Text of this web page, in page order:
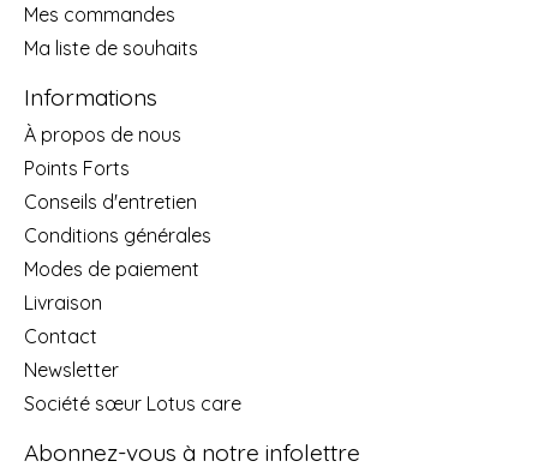
Mes commandes
Ma liste de souhaits
Informations
À propos de nous
Points Forts
Conseils d'entretien
Conditions générales
Modes de paiement
Livraison
Contact
Newsletter
Société sœur Lotus care
Abonnez-vous à notre infolettre